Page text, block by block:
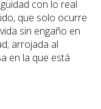
con lo real
que solo ocurre
sin engaño en
arrojada al
en la que está